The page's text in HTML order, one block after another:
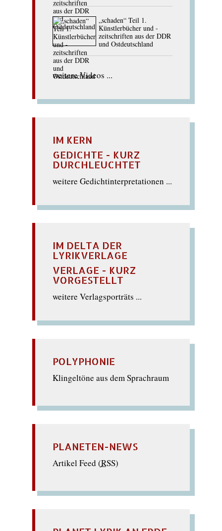
„schaden“ Teil 1.
Künstlerbücher und -
zeitschriften aus der DDR
und Ostdeutschland
weitere Videos ...
IM KERN
GEDICHTE - KURZ
DURCHLEUCHTET
weitere Gedichtinterpretationen ...
IM DELTA DER
LYRIKVERLAGE
VERLAGE - KURZ
VORGESTELLT
weitere Verlagsporträts ...
POLYPHONIE
Klingeltöne aus dem Sprachraum
PLANETEN-NEWS
Artikel Feed (RSS)